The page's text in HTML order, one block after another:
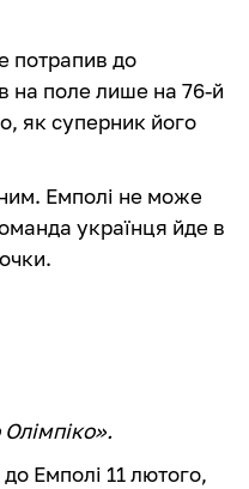
потрапив до
на поле лише на 76-й
як суперник його
Емполі не може
українця йде в
Емполі 11 лютого,